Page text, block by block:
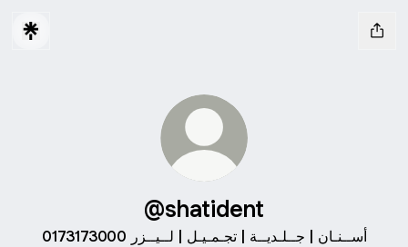
@shatident
أســنـان | جــلـديــة | تجـمـيـل | لــيــزر 0173173000